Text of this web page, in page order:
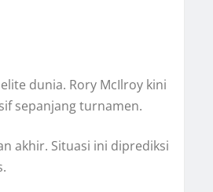
dunia. Rory McIlroy kini
sepanjang turnamen.
akhir. Situasi ini diprediksi